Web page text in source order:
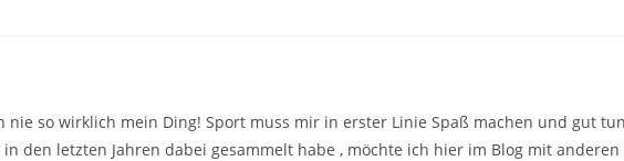
nie so wirklich mein Ding! Sport muss mir in erster Linie Spaß machen und gut
den letzten Jahren dabei gesammelt habe , möchte ich hier im Blog mit anderen